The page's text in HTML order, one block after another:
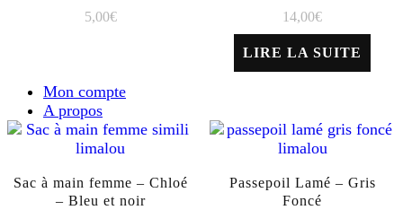
5,00€
14,00€
LIRE LA SUITE
Sac à main femme – Chloé
– Bleu et noir
Passepoil Lamé – Gris
Foncé
Mon compte
A propos